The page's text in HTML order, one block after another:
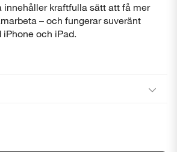
innehåller kraftfulla sätt att få mer
– och fungerar suveränt
och iPad.